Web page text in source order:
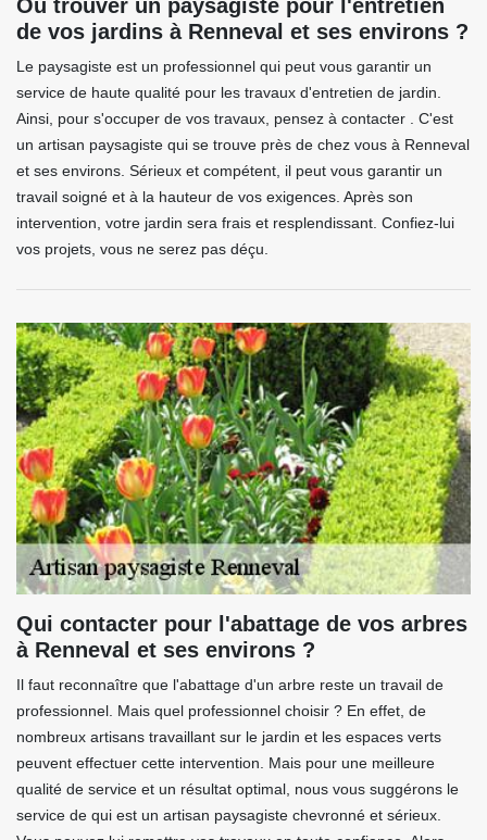
Où trouver un paysagiste pour l'entretien
de vos jardins à Renneval et ses environs ?
Le paysagiste est un professionnel qui peut vous garantir un
service de haute qualité pour les travaux d'entretien de jardin.
Ainsi, pour s'occuper de vos travaux, pensez à contacter . C'est
un artisan paysagiste qui se trouve près de chez vous à Renneval
et ses environs. Sérieux et compétent, il peut vous garantir un
travail soigné et à la hauteur de vos exigences. Après son
intervention, votre jardin sera frais et resplendissant. Confiez-lui
vos projets, vous ne serez pas déçu.
Qui contacter pour l'abattage de vos arbres
à Renneval et ses environs ?
Il faut reconnaître que l'abattage d'un arbre reste un travail de
professionnel. Mais quel professionnel choisir ? En effet, de
nombreux artisans travaillant sur le jardin et les espaces verts
peuvent effectuer cette intervention. Mais pour une meilleure
qualité de service et un résultat optimal, nous vous suggérons le
service de qui est un artisan paysagiste chevronné et sérieux.